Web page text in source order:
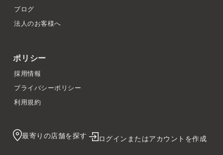
ブログ
法人のお客様へ
ポリシー
採用情報
プライバシーポリシー
利用規約
最寄りの店舗を探す ログインまたはアカウントを作成